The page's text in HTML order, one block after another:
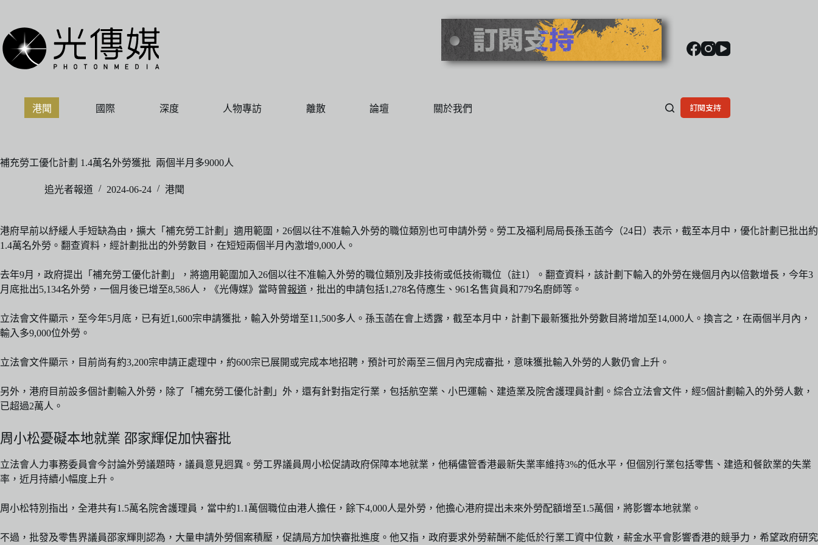
主
要
內
港聞 國際 深度 人物專訪 離散 論壇 關於我們 訂閱支持
補充勞工優化計劃 1.4萬名外勞獲批 兩個半月多9000人
追光者報道 2024-06-24 港聞
港府早前以紓緩人手短缺為由，擴大「補充勞工計劃」適用範圍，26個以往不准輸入外勞的職位類別也可申請外勞。勞工及福利局局長孫玉菡今（24日）表示，截至本月中，優化計劃已批出約
1.4萬名外勞。翻查資料，經計劃批出的外勞數目，在短短兩個半月內激增9,000人。
去年9月，政府提出「補充勞工優化計劃」，將適用範圍加入26個以往不准輸入外勞的職位類別及非技術或低技術職位（註1）。翻查資料，該計劃下輸入的外勞在幾個月內以倍數增長，今年3
月底批出5,134名外勞，一個月後已增至8,586人，《光傳媒》當時曾報道 ，批出的申請包括1,278名侍應生、961名售貨員和779名廚師等。
立法會文件顯示，至今年5月底，已有近1,600宗申請獲批，輸入外勞增至11,500多人。孫玉菡在會上透露，截至本月中，計劃下最新獲批外勞數目將增加至14,000人。換言之，在兩個半月內，
輸入多9,000位外勞。
立法會文件顯示，目前尚有約3,200宗申請正處理中，約600宗已展開或完成本地招聘，預計可於兩至三個月內完成審批，意味獲批輸入外勞的人數仍會上升。
另外，港府目前設多個計劃輸入外勞，除了「補充勞工優化計劃」外，還有針對指定行業，包括航空業、小巴運輸、建造業及院舍護理員計劃。綜合立法會文件，經5個計劃輸入的外勞人數，
已超過2萬人。
周小松憂礙本地就業 邵家輝促加快審批
立法會人力事務委員會今討論外勞議題時，議員意見迥異。勞工界議員周小松促請政府保障本地就業，他稱儘管香港最新失業率維持3%的低水平，但個別行業包括零售、建造和餐飲業的失業
率，近月持續小幅度上升。
周小松特別指出，全港共有1.5萬名院舍護理員，當中約1.1萬個職位由港人擔任，餘下4,000人是外勞，他擔心港府提出未來外勞配額增至1.5萬個，將影響本地就業。
不過，批發及零售界議員邵家輝則認為，大量申請外勞個案積壓，促請局方加快審批進度。他又指，政府要求外勞薪酬不能低於行業工資中位數，薪金水平會影響香港的競爭力，希望政府研究